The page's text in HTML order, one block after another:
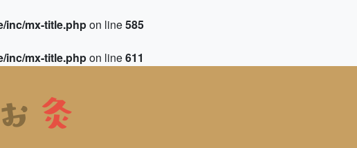
inc/mx-title.phpon line585
inc/mx-title.phpon line611